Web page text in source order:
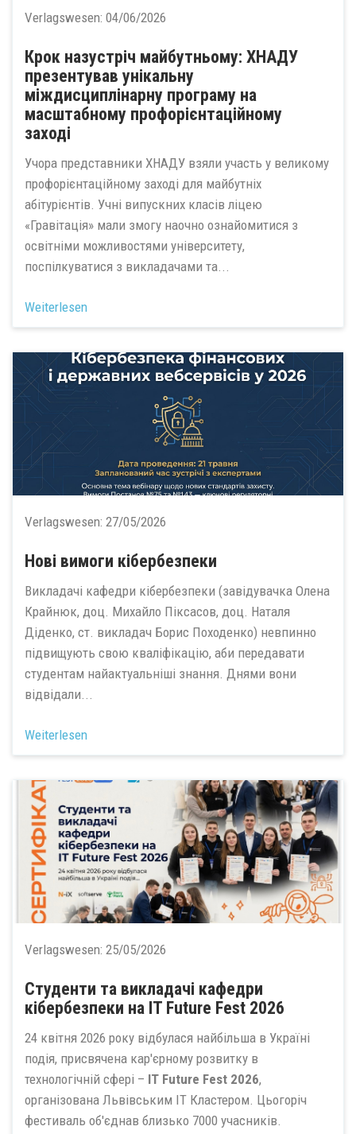
Verlagswesen: 04/06/2026
Крок назустріч майбутньому: ХНАДУ
презентував унікальну
міждисциплінарну програму на
масштабному профорієнтаційному
заході
Учора представники ХНАДУ взяли участь у великому
профорієнтаційному заході для майбутніх
абітурієнтів. Учні випускних класів ліцею
«Гравітація» мали змогу наочно ознайомитися з
освітніми можливостями університету,
поспілкуватися з викладачами та...
Weiterlesen
Verlagswesen: 27/05/2026
Нові вимоги кібербезпеки
Викладачі кафедри кібербезпеки (завідувачка Олена
Крайнюк, доц. Михайло Піксасов, доц. Наталя
Діденко, ст. викладач Борис Походенко) невпинно
підвищують свою кваліфікацію, аби передавати
студентам найактуальніші знання. Днями вони
відвідали...
Weiterlesen
Verlagswesen: 25/05/2026
Студенти та викладачі кафедри
кібербезпеки на IT Future Fest 2026
24 квітня 2026 року відбулася найбільша в Україні
подія, присвячена кар'єрному розвитку в
технологічній сфері – IT Future Fest 2026,
організована Львівським ІТ Кластером. Цьогоріч
фестиваль об'єднав близько 7000 учасників.